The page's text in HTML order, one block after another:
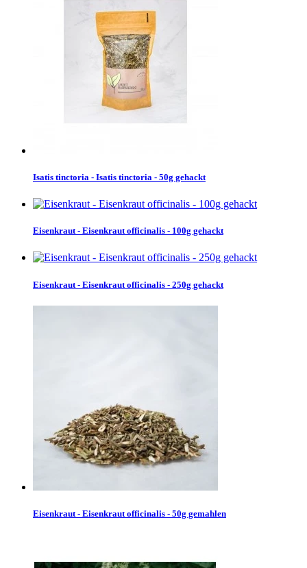
Isatis tinctoria - Isatis tinctoria - 50g gehackt
Eisenkraut - Eisenkraut officinalis - 100g gehackt
Eisenkraut - Eisenkraut officinalis - 250g gehackt
Eisenkraut - Eisenkraut officinalis - 50g gemahlen